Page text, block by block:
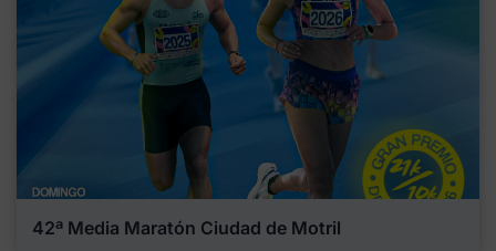
42ª Media Maratón Ciudad de Motril